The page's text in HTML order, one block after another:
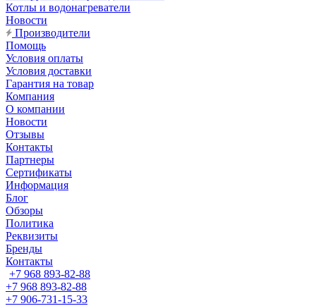
Котлы и водонагреватели
Новости
Производители
Помощь
Условия оплаты
Условия доставки
Гарантия на товар
Компания
О компании
Новости
Отзывы
Контакты
Партнеры
Сертификаты
Информация
Блог
Обзоры
Политика
Реквизиты
Бренды
Контакты
+7 968 893-82-88
+7 968 893-82-88
+7 906-731-15-33